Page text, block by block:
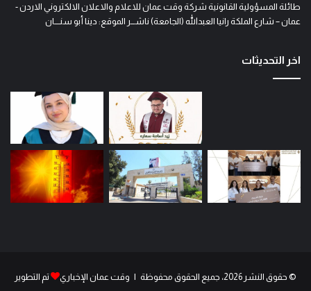
طائلة المسؤولية القانونية شركة وقت عمان للاعلام والاعلان الالكتروني الاردن -
عمان – شارع الملكة رانيا العبدالله (الجامعة) ناشـــر الموقع: دينا أبو سنــــان
اخر التحديثات
© حقوق النشر 2026، جميع الحقوق محفوظة | وقت عمان الإخباري تم التطوير